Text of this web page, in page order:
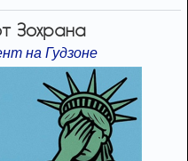
Зохрана
на Гудзоне